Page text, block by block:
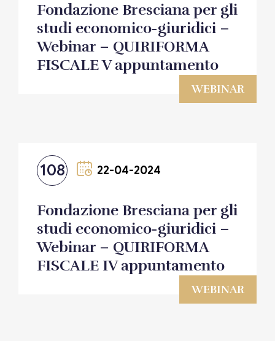
WEBINAR
Fondazione Bresciana per gli
studi economico-giuridici –
Webinar – QUIRIFORMA
FISCALE V appuntamento
108 22-04-2024
WEBINAR
Fondazione Bresciana per gli
studi economico-giuridici –
Webinar – QUIRIFORMA
FISCALE IV appuntamento